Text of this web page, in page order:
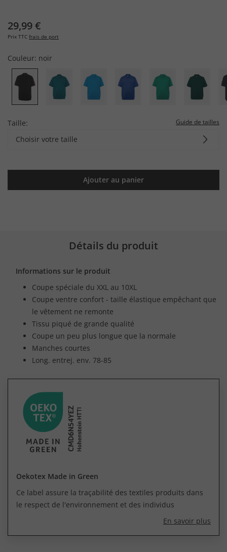
29,99 €
Prix TTC frais de port
Couleur: noir
Taille: Guide de tailles
Choisir votre taille
Ajouter au panier
Détails du produit
Informations sur le produit
Coupe spéciale du XXL au 10XL
Coupe ventre confort - taille élastique empêchant que
le vêtement ne remonte
Tissu piqué de grande qualité
Coupe un peu plus longue que la normale
Manches courtes
Long. entrej. env. 78-85
Oekotex Made in Green
Ce label assure la traçabilité des textiles produits dans
le respect de l'environnement et des individus
En savoir plus